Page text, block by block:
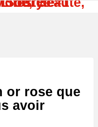
or rose que
avoir